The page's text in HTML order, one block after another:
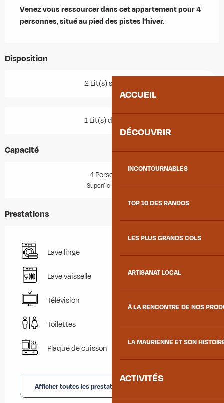
ACCUEIL
DÉCOUVRIR
INCONTOURNABLES
TOP 10 DES RANDOS
LES PLUS GRANDS COLS
ARTISANAT LOCAL
À LA RENCONTRE DE NOS
LA MAURIENNE ET SON
ACTIVITÉS
Venez vous ressourcer dans cet appartement pour 4
personnes, situé au pied des pistes l'hiver.
Disposition
2 Lit(s) simple(s)
1 Lit(s) double(s)
Capacité
4 Personne(s)
Superficie : 35 m
Prestations
Lave linge
Lave vaisselle
Télévision
Toilettes
Plaque de cuisson
Afficher toutes les prestations